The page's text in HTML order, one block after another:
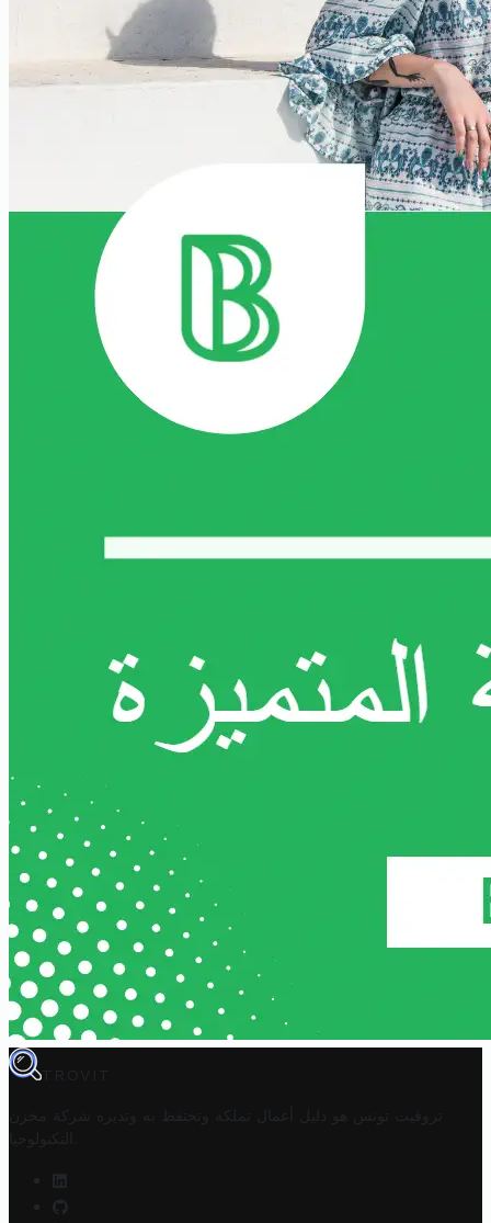
TROVIT
تروفيت تونس هو دليل أعمال تملكه وتحتفظ به وتديره
شركة مخزن
التكنولوجيا